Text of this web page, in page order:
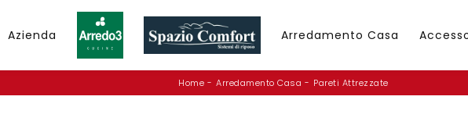
Azienda Arredamento Casa
Home -Arredamento Casa - Pareti Attrezzate